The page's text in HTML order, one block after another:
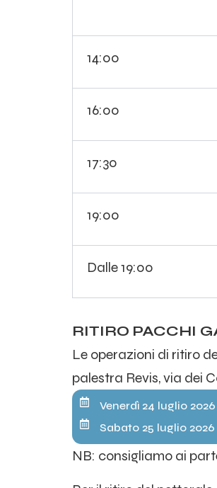
14:00
16:00
17:30
19:00
Dalle 19:00
RITIRO PACCHI
Le operazioni di ritiro
palestra Revis, via dei
Venerdì 24 luglio
Sabato 25 luglio
NB: consigliamo ai